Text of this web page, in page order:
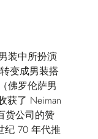
装中所扮演
变成男装搭
佛罗伦萨男
获了 Neiman
货公司的赞
纪 70 年代推